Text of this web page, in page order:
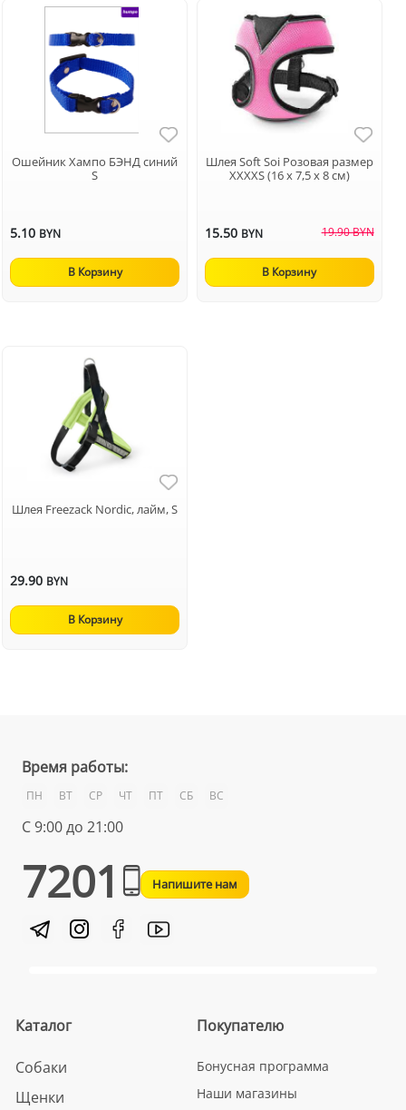
Ошейник Хампо БЭНД синий
S
5.10 BYN
В Корзину
Шлея Soft Soi Розовая размер
XXXXS (16 х 7,5 х 8 см)
15.50 BYN 19.90 BYN
В Корзину
Шлея Freezack Nordic, лайм, S
29.90 BYN
В Корзину
Время работы:
ПН ВТ СР ЧТ ПТ СБ ВС
С 9:00 до 21:00
7201 Напишите нам
Каталог
Собаки
Щенки
Покупателю
Бонусная программа
Наши магазины